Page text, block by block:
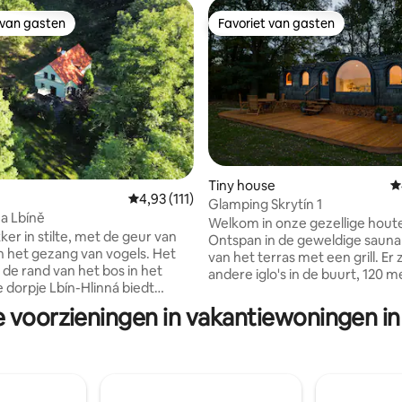
van 4,99 uit 5, 102 recensies
gasten
gasten
Gemiddelde beoordeling van 4,93 uit 5, 111
4,93 (111)
Lbíně
in stilte, met de geur van
het gezang van vogels. Het
de rand van het bos in het
dorpje Lbín-Hlinná biedt
en ontspanning midden in
het Boheemse Hoogland.
Favoriet van gasten
Favoriet van gasten
Tiny house
Glamping Skrytín 1
Welkom in onze gezellige
Ontspan in de geweldige
van het terras met een grill. Er
andere iglo's in de buurt, 120
zijn gelegen in het pittoreske
Centrale Bergen, in de buurt
Kijk hoe de schapen in de
voorzieningen in vakantiewoningen